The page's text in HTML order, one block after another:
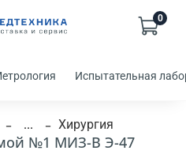
0
Испытательная
... Хирургия
№1 МИЗ-В Э-47